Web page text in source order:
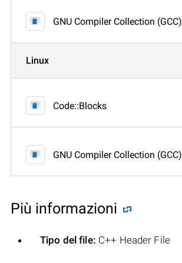
GNU Compiler Collection (GCC)
Linux
Code::Blocks
GNU Compiler Collection (GCC)
Più informazioni
Tipo del file: C++ Header File